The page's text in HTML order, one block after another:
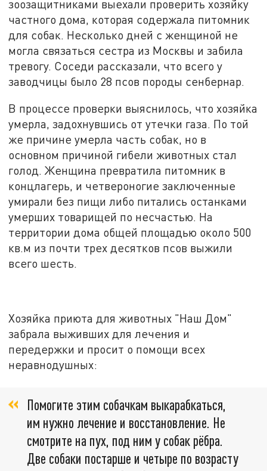
зоозащитниками выехали проверить хозяйку
частного дома, которая содержала питомник
для собак. Несколько дней с женщиной не
могла связаться сестра из Москвы и забила
тревогу. Соседи рассказали, что всего у
заводчицы было 28 псов породы сенбернар.
В процессе проверки выяснилось, что хозяйка
умерла, задохнувшись от утечки газа. По той
же причине умерла часть собак, но в
основном причиной гибели животных стал
голод. Женщина превратила питомник в
концлагерь, и четвероногие заключенные
умирали без пищи либо питались останками
умерших товарищей по несчастью. На
территории дома общей площадью около 500
кв.м из почти трех десятков псов выжили
всего шесть.
Хозяйка приюта для животных "Наш Дом"
забрала выживших для лечения и
передержки и просит о помощи всех
неравнодушных:
Помогите этим собачкам выкарабкаться,
им нужно лечение и восстановление. Не
смотрите на пух, под ним у собак рёбра.
Две собаки постарше и четыре по возрасту